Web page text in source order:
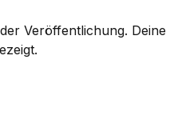
Veröffentlichung. Deine